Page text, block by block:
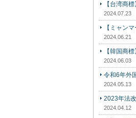
【台湾商
2024.07.23
【ミャン
2024.06.21
【韓国商
2024.06.03
令和6年外
2024.05.13
2023年法
2024.04.12